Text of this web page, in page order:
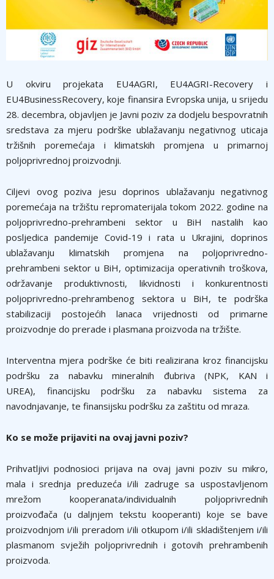
U okviru projekata EU4AGRI, EU4AGRI-Recovery i
EU4BusinessRecovery, koje finansira Evropska unija, u srijedu
28. decembra, objavljen je Javni poziv za dodjelu bespovratnih
sredstava za mjeru podrške ublažavanju negativnog uticaja
tržišnih poremećaja i klimatskih promjena u primarnoj
poljoprivrednoj proizvodnji.
Ciljevi ovog poziva jesu doprinos ublažavanju negativnog
poremećaja na tržištu repromaterijala tokom 2022. godine na
poljoprivredno-prehrambeni sektor u BiH nastalih kao
posljedica pandemije Covid-19 i rata u Ukrajini, doprinos
ublažavanju klimatskih promjena na poljoprivredno-
prehrambeni sektor u BiH, optimizacija operativnih troškova,
održavanje produktivnosti, likvidnosti i konkurentnosti
poljoprivredno-prehrambenog sektora u BiH, te podrška
stabilizaciji postojećih lanaca vrijednosti od primarne
proizvodnje do prerade i plasmana proizvoda na tržište.
Interventna mjera podrške će biti realizirana kroz financijsku
podršku za nabavku mineralnih đubriva (NPK, KAN i
UREA), financijsku podršku za nabavku sistema za
navodnjavanje, te finansijsku podršku za zaštitu od mraza.
Ko se može prijaviti na ovaj javni poziv?
Prihvatljivi podnosioci prijava na ovaj javni poziv su mikro,
mala i srednja preduzeća i/ili zadruge sa uspostavljenom
mrežom kooperanata/individualnih poljoprivrednih
proizvođača (u daljnjem tekstu kooperanti) koje se bave
proizvodnjom i/ili preradom i/ili otkupom i/ili skladištenjem i/ili
plasmanom svježih poljoprivrednih i gotovih prehrambenih
proizvoda.